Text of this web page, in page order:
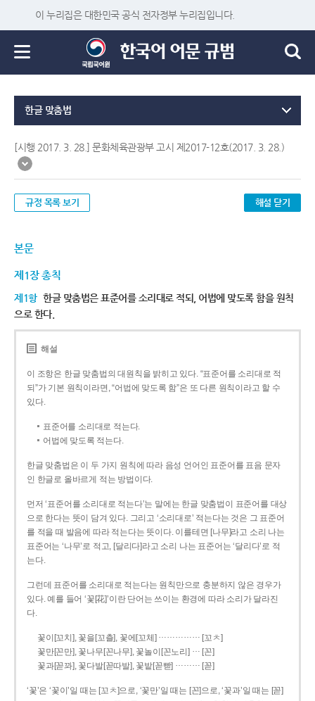
이 누리집은 대한민국 공식 전자정부 누리집입니다.
한글 맞춤법
[시행 2017. 3. 28.] 문화체육관광부 고시 제2017-12호(2017. 3. 28.)
규정 목록 보기 해설 닫기
본문
제1장 총칙
제1항 한글 맞춤법은 표준어를 소리대로 적되, 어법에 맞도록 함을 원칙
으로 한다.
해설
이 조항은 한글 맞춤법의 대원칙을 밝히고 있다. “표준어를 소리대로 적
되”가 기본 원칙이라면, “어법에 맞도록 함”은 또 다른 원칙이라고 할 수
있다.
표준어를 소리대로 적는다.
어법에 맞도록 적는다.
한글 맞춤법은 이 두 가지 원칙에 따라 음성 언어인 표준어를 표음 문자
인 한글로 올바르게 적는 방법이다.
먼저 ‘표준어를 소리대로 적는다’는 말에는 한글 맞춤법이 표준어를 대상
으로 한다는 뜻이 담겨 있다. 그리고 ‘소리대로’ 적는다는 것은 그 표준어
를 적을 때 발음에 따라 적는다는 뜻이다. 이를테면 [나무]라고 소리 나는
표준어는 ‘나무’로 적고, [달리다]라고 소리 나는 표준어는 ‘달리다’로 적
는다.
그런데 표준어를 소리대로 적는다는 원칙만으로 충분하지 않은 경우가
있다. 예를 들어 ‘꽃[花]’이란 단어는 쓰이는 환경에 따라 소리가 달라진
다.
꽃이[꼬치], 꽃을[꼬츨], 꽃에[꼬체] …………… [꼬ㅊ]
꽃만[꼰만], 꽃나무[꼰나무], 꽃놀이[꼰노리] … [꼰]
꽃과[꼳꽈], 꽃다발[꼳따발], 꽃밭[꼳빧] ……… [꼳]
‘꽃’은 ‘꽃이’일 때는 [꼬ㅊ]으로, ‘꽃만’일 때는 [꼰]으로, ‘꽃과’일 때는 [꼳]